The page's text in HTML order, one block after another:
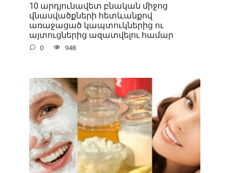
10 արդյունավետ բնական միջոց
վնասվածքների հետևանքով
առաջացած կապտուկներից ու
այտուցներից ազատվելու համար
0 948